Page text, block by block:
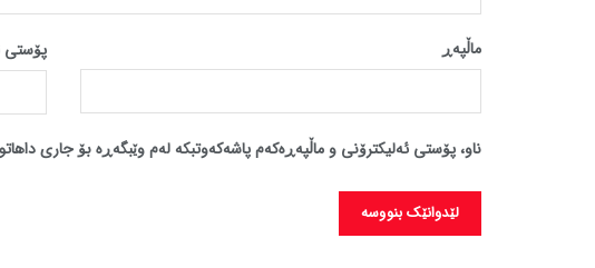
پۆستی ماڵپه‌ڕ
ناو، پۆستی ئەلیکترۆنی و ماڵپەڕەکەم پاشەکەوتبکە لەم وێبگەڕە بۆ جاری